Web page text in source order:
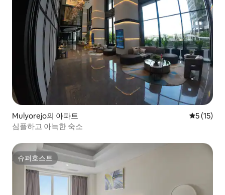
Mulyorejo의 아파트 평점 5점
5 (15)
심플하고 아늑한 숙소
슈퍼호스트
슈퍼호스트